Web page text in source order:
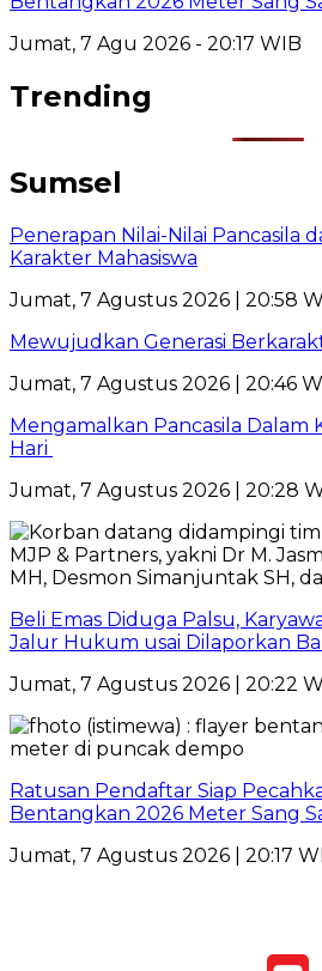
Jumat, 7 Agu 2026 - 20:17 WIB
Trending
Sumsel
Penerapan Nilai-Nilai Pancasila
Karakter Mahasiswa
Jumat, 7 Agustus 2026 | 20:58
Mewujudkan Generasi
Jumat, 7 Agustus 2026 | 20:46
Mengamalkan Pancasila Dalam
Hari
Jumat, 7 Agustus 2026 | 20:28
Beli Emas Diduga Palsu,
Jalur Hukum usai Dilaporkan
Jumat, 7 Agustus 2026 | 20:22
Ratusan Pendaftar Siap
Bentangkan 2026 Meter Sang
Jumat, 7 Agustus 2026 | 20:17